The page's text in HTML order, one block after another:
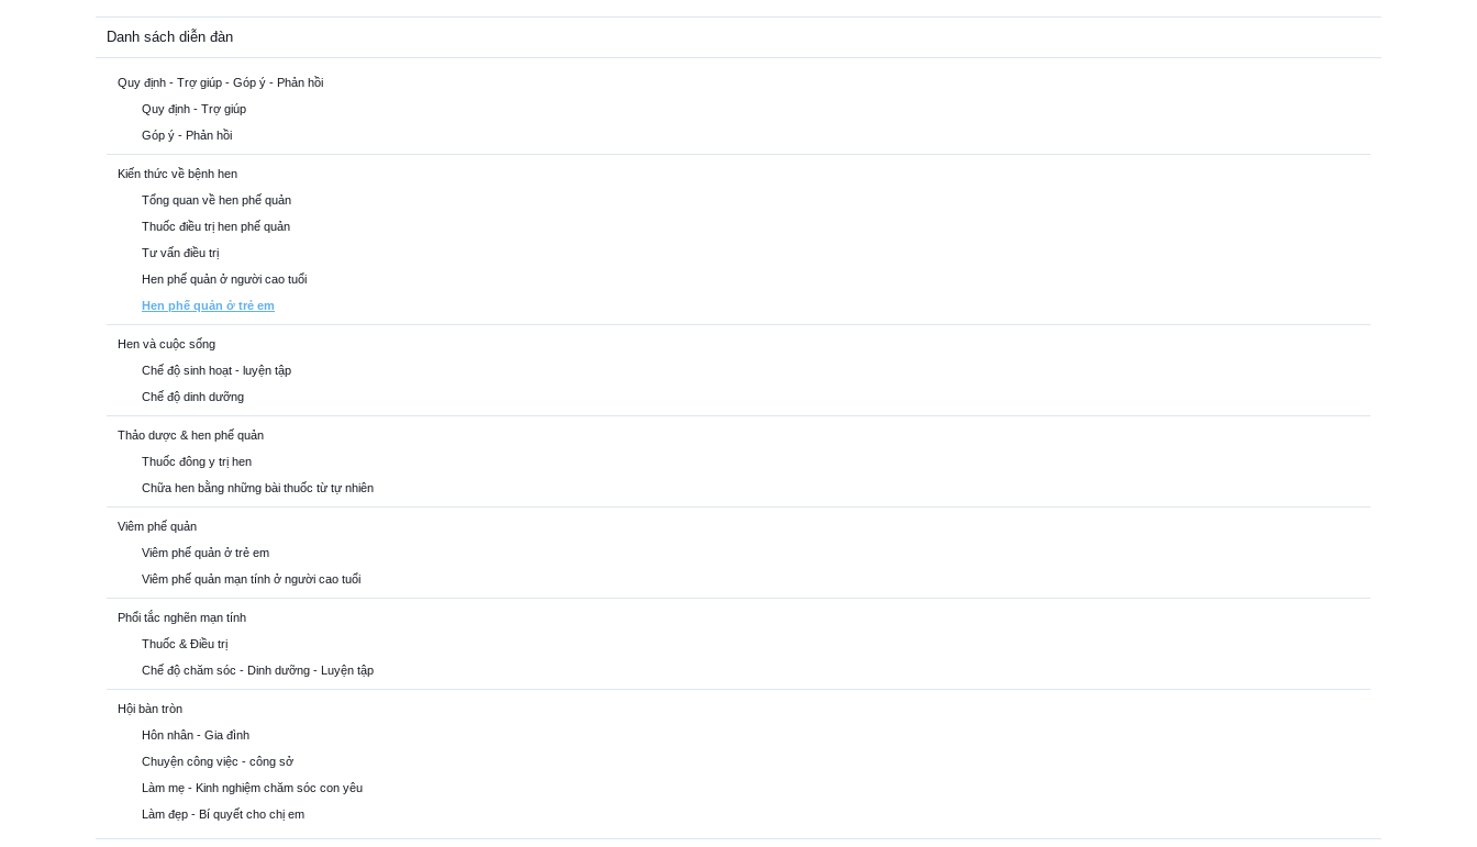
Danh sách diễn đàn
Quy định - Trợ giúp - Góp ý - Phản hồi
Quy định - Trợ giúp
Góp ý - Phản hồi
Kiến thức về bệnh hen
Tổng quan về hen phế quản
Thuốc điều trị hen phế quản
Tư vấn điều trị
Hen phế quản ở người cao tuổi
Hen phế quản ở trẻ em
Hen và cuộc sống
Chế độ sinh hoạt - luyện tập
Chế độ dinh dưỡng
Thảo dược & hen phế quản
Thuốc đông y trị hen
Chữa hen bằng những bài thuốc từ tự nhiên
Viêm phế quản
Viêm phế quản ở trẻ em
Viêm phế quản mạn tính ở người cao tuổi
Phổi tắc nghẽn mạn tính
Thuốc & Điều trị
Chế độ chăm sóc - Dinh dưỡng - Luyện tập
Hội bàn tròn
Hôn nhân - Gia đình
Chuyện công việc - công sở
Làm mẹ - Kinh nghiệm chăm sóc con yêu
Làm đẹp - Bí quyết cho chị em